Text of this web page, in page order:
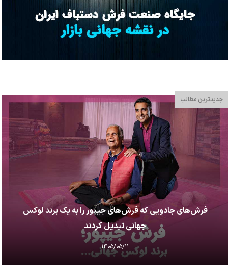
جدیدترین مطالب
فرش‌های جادویی که فرش‌های جیپور را به یک برند لوکس
جهانی تبدیل کردند
۱۴۰۵/۰۵/۱۱